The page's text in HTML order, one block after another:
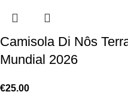
Camisola Di Nôs
Mundial 2026
€25.00